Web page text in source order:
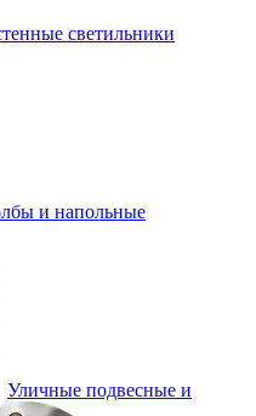
светильники
и напольные
Уличные подвесные и